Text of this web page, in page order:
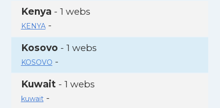
Kenya - 1 webs
KENYA-
Kosovo - 1 webs
KOSOVO -
Kuwait - 1 webs
kuwait-